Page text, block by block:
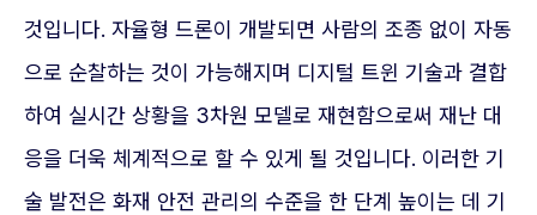
것입니다. 자율형 드론이 개발되면 사람의 조종 없이 자동
으로 순찰하는 것이 가능해지며 디지털 트윈 기술과 결합
하여 실시간 상황을 3차원 모델로 재현함으로써 재난 대
응을 더욱 체계적으로 할 수 있게 될 것입니다. 이러한 기
술 발전은 화재 안전 관리의 수준을 한 단계 높이는 데 기